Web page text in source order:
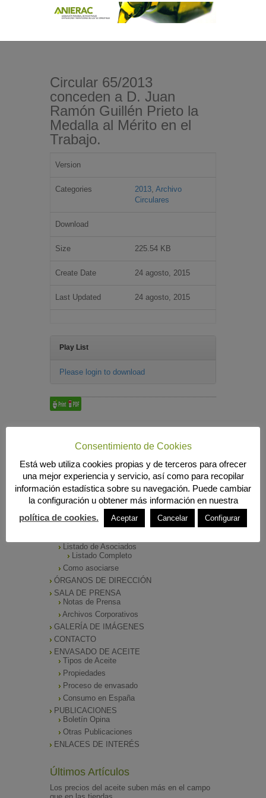
Circular 65/2013
conceden a D. Juan
Ramón Guillén Prieto la
Medalla al Mérito en el
Trabajo.
Version
Categories 2013, Archivo
Circulares
Download
Size 225.54 KB
Create Date 24 agosto, 2015
Last Updated 24 agosto, 2015
Play List
Please login to download
MENÚ PRINCIPAL
INICIO
ANIERAC
Presentación
Listado de Asociados
Listado Completo
Como asociarse
ÓRGANOS DE DIRECCIÓN
SALA DE PRENSA
Notas de Prensa
Archivos Corporativos
GALERÍA DE IMÁGENES
CONTACTO
ENVASADO DE ACEITE
Tipos de Aceite
Propiedades
Proceso de envasado
Consumo en España
PUBLICACIONES
Boletín Opina
Otras Publicaciones
ENLACES DE INTERÉS
Últimos Artículos
Los precios del aceite suben más en el campo
Consentimiento de Cookies
Está web utiliza cookies propias y de terceros para ofrecer
una mejor experiencia y servicio, así como para recopilar
información estadística sobre su navegación. Puede cambiar
la configuración u obtener más información en nuestra
política de cookies.
Aceptar Cancelar Configurar